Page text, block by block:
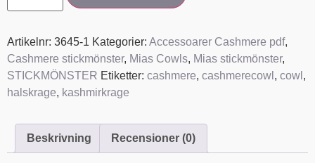
Artikelnr: 3645-1 Kategorier: Accessoarer Cashmere pdf,
Cashmere stickmönster, Mias Cowls, Mias stickmönster,
STICKMÖNSTER Etiketter: cashmere, cashmerecowl , cowl ,
halskrage, kashmirkrage
Beskrivning Recensioner (0)